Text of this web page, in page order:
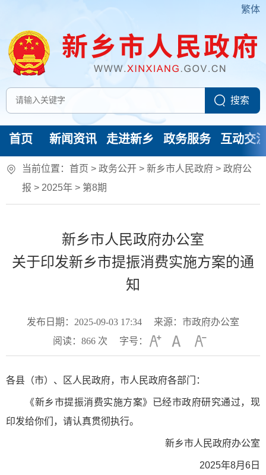
繁体
首页 新闻资讯 走进新乡 政务服务 互动交
当前位置： 首页 > 政务公开 > 新乡市人民政府 > 政府公
报 > 2025年 > 第8期
新乡市人民政府办公室
关于印发新乡市提振消费实施方案的通
知
发布日期：2025-09-03 17:34
来源：市政府办公室
阅读： 866次 字号：
各县（市）、区人民政府，市人民政府各部门：
《新乡市提振消费实施方案》已经市政府研究通过，现
印发给你们，请认真贯彻执行。
新乡市人民政府办公室
2025年8月6日